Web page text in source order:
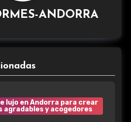
ANDORRA
lujo en Andorra para crear
agradables y acogedores